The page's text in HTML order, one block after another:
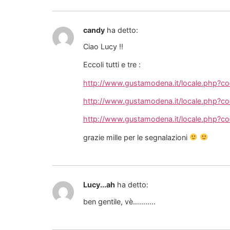
candy ha detto:
Ciao Lucy !!
Eccoli tutti e tre :
http://www.gustamodena.it/
http://www.gustamodena.it/
http://www.gustamodena.it/
grazie mille per le segnalazioni
Lucy...ah ha detto:
ben gentile, vè………..